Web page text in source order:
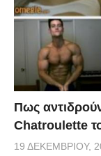
Πως
Chatroulette
19 ΔΕΚΕΜΒΡΊΟΥ,